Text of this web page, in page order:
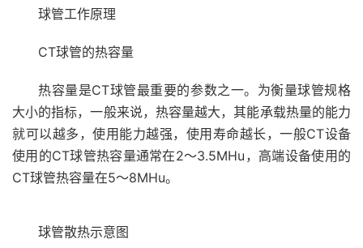
球管工作原理
CT球管的热容量
热容量是CT球管最重要的参数之一。为衡量球管规格
大小的指标，一般来说，热容量越大，其能承载热量的能力
就可以越多，使用能力越强，使用寿命越长，一般CT设备
使用的CT球管热容量通常在2～3.5MHu，高端设备使用的
CT球管热容量在5～8MHu。
球管散热示意图